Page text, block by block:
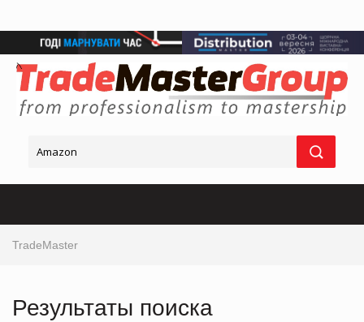
TradeMaster
Результаты поиска